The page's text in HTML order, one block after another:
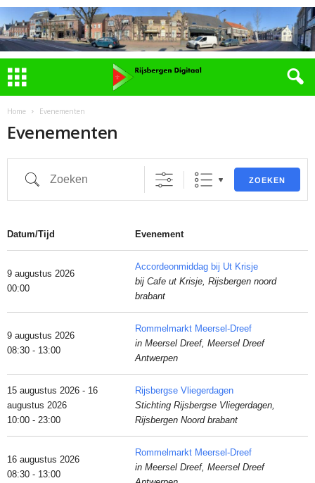
Home Evenementen
Evenementen
Zoeken
ZOEKEN
Datum/Tijd Evenement
9 augustus 2026
00:00
Accordeonmiddag bij Ut Krisje
bij Cafe ut Krisje, Rijsbergen noord
brabant
9 augustus 2026
08:30 - 13:00
Rommelmarkt Meersel-Dreef
in Meersel Dreef, Meersel Dreef
Antwerpen
15 augustus 2026 - 16
augustus 2026
10:00 - 23:00
Rijsbergse Vliegerdagen
Stichting Rijsbergse Vliegerdagen,
Rijsbergen Noord brabant
16 augustus 2026
08:30 - 13:00
Rommelmarkt Meersel-Dreef
in Meersel Dreef, Meersel Dreef